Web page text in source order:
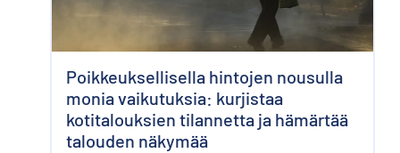
Poikkeuksellisella hintojen nousulla
monia vaikutuksia: kurjistaa
kotitalouksien tilannetta ja hämärtää
talouden näkymää